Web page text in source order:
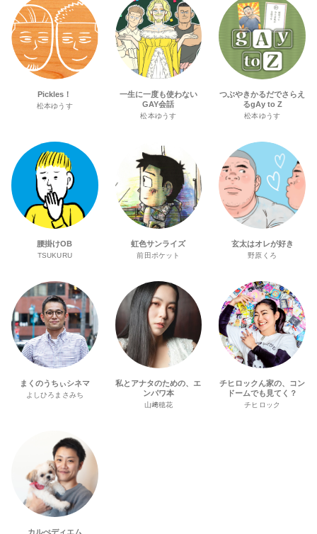
Pickles！
松本ゆうす
一生に一度も使わない
GAY会話
松本ゆうす
つぶやきかるだでさらえ
るgAy to Z
松本ゆうす
腰掛けOB
TSUKURU
虹色サンライズ
前田ポケット
玄太はオレが好き
野原くろ
まくのうちぃシネマ
よしひろまさみち
私とアナタのための、エ
ンパワ本
山﨑穂花
チヒロックん家の、コン
ドームでも見てく？
チヒロック
カルぺディエム